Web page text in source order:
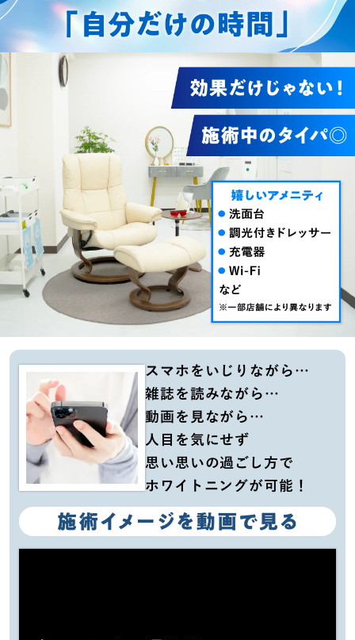
スマホをいじりながら…
雑誌を読みながら…
動画を見ながら…
人目を気にせず
思い思いの過ごし方で
ホワイトニングが可能！